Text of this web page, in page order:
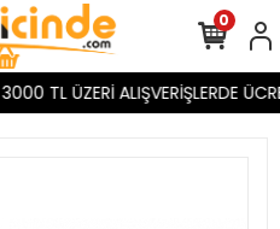
3000 TL ÜZERİ ALIŞVERİŞLERDE
0